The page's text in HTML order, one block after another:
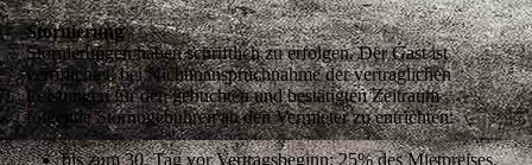
Stornierung
Stornierungen haben schriftlich zu erfolgen. Der Gast ist
verpflichtet, bei Nichtinanspruchnahme der vertraglichen
Leistungen für den gebuchten und bestätigten Zeitraum
folgende Stornogebühren an den Vermieter zu entrichten:
bis zum 30. Tag vor Vertragsbeginn: 25% des Mietpreises,